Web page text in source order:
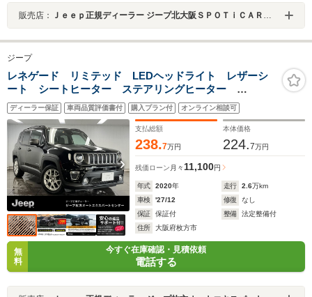
販売店： Ｊｅｅｐ正規ディーラー ジープ北大阪ＳＰＯＴｉＣＡＲセンター
ジープ
レネゲード リミテッド LEDヘッドライト レザーシ
ート シートヒーター ステアリングヒーター
AppleCarPlay Bluetooth 純正ナビゲーション 前面
衝突警報 アダプティブクルーズコントロール バック
カメラ 認定中古車保証
ディーラー保証 車両品質評価書付 購入プラン付 オンライン相談可
支払総額
238.7万円
本体価格
224.7万円
残価ローン 月々 11,100円
年式 2020年 走行 2.6万km
車検
'27/12 修復
なし
保証
保証付 整備
法定整備付
住所
大阪府枚方市
無
料
今すぐ在庫確認・見積依頼
電話する